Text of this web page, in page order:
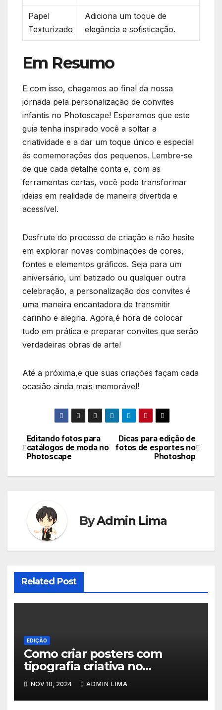
Papel
Texturizado
Adiciona um toque de
elegância e sofisticação.
Em Resumo
E com isso, chegamos ao final da nossa
jornada pela personalização de convites
infantis no Photoscape! Esperamos que este
guia tenha inspirado você⁣ a soltar a
criatividade e a dar um toque único e especial ​
às comemorações dos pequenos. Lembre-se
de que cada detalhe ⁤conta e, com as
ferramentas certas, você pode transformar
ideias em realidade de maneira divertida​ e
acessível.
Desfrute do processo de criação e não hesite
em explorar novas combinações de cores,
fontes e‌ elementos gráficos. Seja para um
aniversário, um batizado ou ‌qualquer outra
celebração, a personalização dos convites é
uma maneira encantadora de transmitir
carinho e alegria. Agora,é hora de colocar
tudo em prática e preparar convites que⁣ serão
verdadeiras obras de arte!
Até a próxima,e que suas criações façam cada
ocasião ainda mais memorável!
Navegação
de
Dicas para edição de
fotos de esportes no
Photoshop
Editando fotos para
catálogos de moda no
Photoscape
ByAdmin Lima
Related Post
EDIÇÃO
Como criar posters com
tipografia criativa no
Photoshop
NOV 10, 2024 ADMIN LIMA